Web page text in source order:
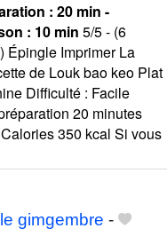
: 20 min -
: 10 min 5/5 - (6
Épingle Imprimer La
de Louk bao keo Plat
Difficulté : Facile
20 minutes
350 kcal Si vous
gimgembre -